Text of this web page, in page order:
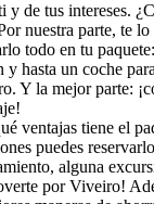
y de tus intereses.
nuestra parte, te
todo en tu
y hasta un coche
Y la mejor parte:
ventajas tiene el
puedes
alguna
por Viveiro!